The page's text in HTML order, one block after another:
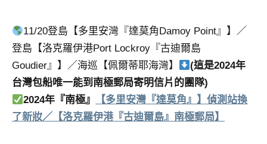
11/20登島【多里安灣『達莫角Damoy Point』】／
登島【洛克羅伊港Port Lockroy『古迪爾島
Goudier』】／海巡【佩爾蒂耶海灣】
(這是2024年
台灣包船唯一能到南極郵局寄明信片的團隊)
2024年『南極』
【多里安灣『達莫角』】偵測站換
了新妝／【洛克羅伊港『古迪爾島』南極郵局】